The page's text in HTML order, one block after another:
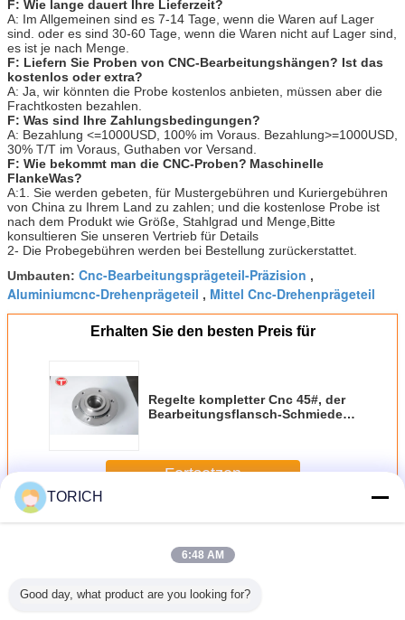
F: Wie lange dauert Ihre Lieferzeit?
A: Im Allgemeinen sind es 7-14 Tage, wenn die Waren auf Lager
sind. oder es sind 30-60 Tage, wenn die Waren nicht auf Lager sind,
es ist je nach Menge.
F: Liefern Sie Proben von CNC-Bearbeitungshängen? Ist das
kostenlos oder extra?
A: Ja, wir könnten die Probe kostenlos anbieten, müssen aber die
Frachtkosten bezahlen.
F: Was sind Ihre Zahlungsbedingungen?
A: Bezahlung <=1000USD, 100% im Voraus. Bezahlung>=1000USD,
30% T/T im Voraus, Guthaben vor Versand.
F: Wie bekommt man die CNC-Proben? Maschinelle
FlankeWas?
A:1. Sie werden gebeten, für Mustergebühren und Kuriergebühren
von China zu Ihrem Land zu zahlen; und die kostenlose Probe ist
nach dem Produkt wie Größe, Stahlgrad und Menge,Bitte
konsultieren Sie unseren Vertrieb für Details
2- Die Probegebühren werden bei Bestellung zurückerstattet.
Umbauten: Cnc-Bearbeitungsprägeteil-Präzision ,
Aluminiumcnc-Drehenprägeteil , Mittel Cnc-Drehenprägeteil
Erhalten Sie den besten Preis für
Regelte kompletter Cnc 45#, der
Bearbeitungsflansch-Schmieden
Fortsetzen
MehrBearbeitungsteile CNC
TORICH
6:48 AM
Good day, what product are you looking for?